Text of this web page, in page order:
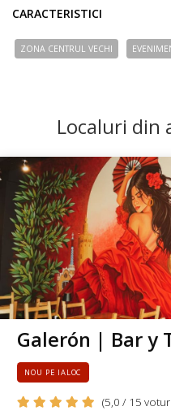
CARACTERISTICI
ZONA CENTRUL VECHI
Localuri din
Galerón | Bar y
NOU PE IALOC
(5,0 / 15